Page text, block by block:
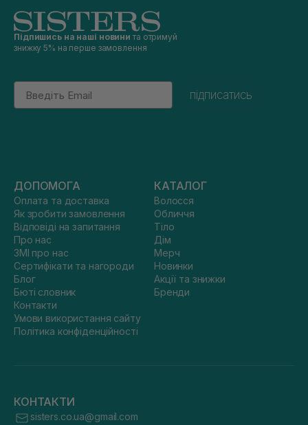
Підпишись на наші новини та отримуй
знижку 5% на перше замовлення
Email
підписатись
ДОПОМОГА
Оплата та доставка
Як зробити замовлення
Відповіді на запитання
Про нас
ЗМІ про нас
Сертифікати та нагороди
Блог
Бюті словник
Контакти
Умови використання сайту
Політика конфіденційності
КАТАЛОГ
Волосся
Обличчя
Тіло
Дім
Мерч
Новинки
Акції та знижки
Бренди
КОНТАКТИ
sisters.co.ua@gmail.com